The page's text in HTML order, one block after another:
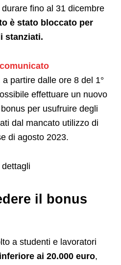
fino al 31 dicembre
è stato bloccato per
stanziati.
comunicato
a partire dalle ore 8 del 1°
effettuare un nuovo
per usufruire degli
dal mancato utilizzo di
di agosto 2023.
il bonus
a studenti e lavoratori
ai 20.000 euro,